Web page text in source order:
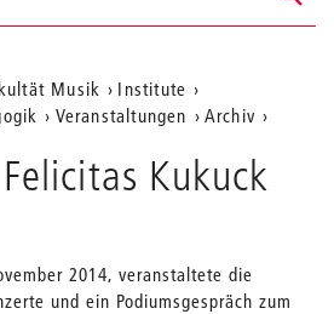
Musik
Institute
Veranstaltungen Archiv
Kukuck
2014, veranstaltete die
und ein Podiumsgespräch zum